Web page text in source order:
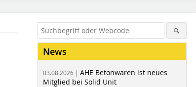
News
03.08.2026 | AHE Betonwaren ist neues
Mitglied bei Solid Unit